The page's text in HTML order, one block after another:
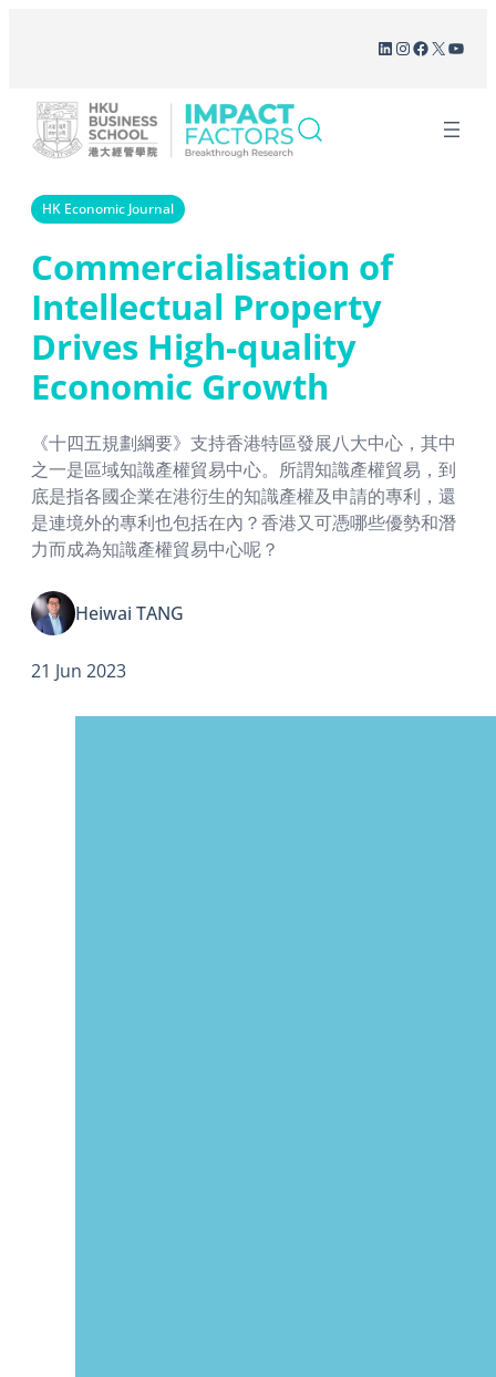
LinkedIn
Instagram
Facebook
X
HK Economic Journal
Commercialisation of
Intellectual Property
Drives High-quality
Economic Growth
《十四五規劃綱要》支持香港特區發展八大中心，其中
之一是區域知識產權貿易中心。所謂知識產權貿易，到
底是指各國企業在港衍生的知識產權及申請的專利，還
是連境外的專利也包括在內？香港又可憑哪些優勢和潛
力而成為知識產權貿易中心呢？
Heiwai TANG
21 Jun 2023